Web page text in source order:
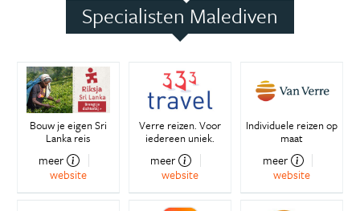
Specialisten Malediven
Bouw je eigen Sri
Lanka reis
meer
website
Verre reizen. Voor
iedereen uniek.
meer
website
Individuele reizen op
maat
meer
website